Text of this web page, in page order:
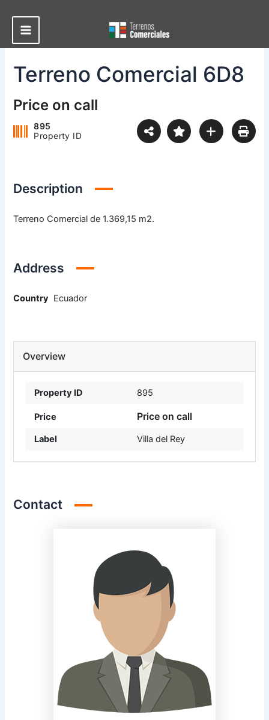
contenido
Main
Menu
Terreno Comercial 6D8
Price on call
895
Property ID
Description
Terreno Comercial de 1.369,15 m2.
Address
Country Ecuador
Overview
Property ID 895
Price Price on call
Label Villa del Rey
Contact